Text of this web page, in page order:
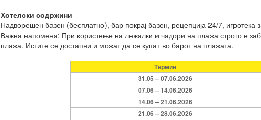
Хотелски содржини
Надворешен базен (бесплатно), бар покрај базен, рецепција 24/7, игротека
Важна напомена: При користење на лежалки и чадори на плажа строго е
плажа. Истите се достапни и можат да се купат во барот на плажата.
Термин
31.05 – 07.06.2026
07.06 – 14.06.2026
14.06 – 21.06.2026
21.06 – 28.06.2026